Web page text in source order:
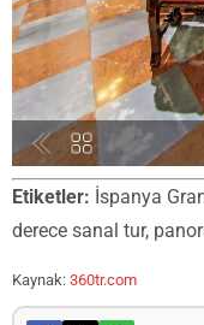
Etiketler: İspanya
derece sanal tur,
Kaynak: 360tr.com